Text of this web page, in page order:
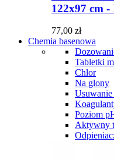
122x97 cm
77,00 zł
Chemia basenowa
Tabletki
Chlor
Na glony
Poziom
Aktywny